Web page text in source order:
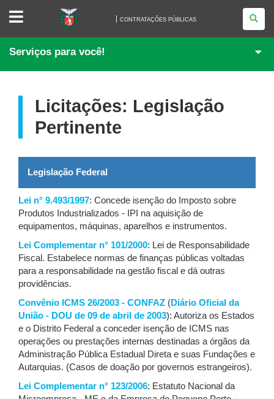
CONTRATAÇÕES
PÚBLICAS
CONTRATAÇÕES PÚBLICAS
Serviços para você!
Licitações: Legislação
Pertinente
Legislação Federal
Lei n° 9.493/1997: Concede isenção do Imposto sobre
Produtos Industrializados - IPI na aquisição de
equipamentos, máquinas, aparelhos e instrumentos.
Lei Complementar n° 101/2000: Lei de Responsabilidade
Fiscal. Estabelece normas de finanças públicas voltadas
para a responsabilidade na gestão fiscal e dá outras
providências.
Convênio ICMS 26/2003 - CONFAZ (Diário Oficial da
União - DOU de 09 de abril de 2003): Autoriza os Estados
e o Distrito Federal a conceder isenção de ICMS nas
operações ou prestações internas destinadas a órgãos da
Administração Pública Estadual Direta e suas Fundações e
Autarquias. (Casos de doação por governos estrangeiros).
Lei Complementar n° 123/2006: Estatuto Nacional da